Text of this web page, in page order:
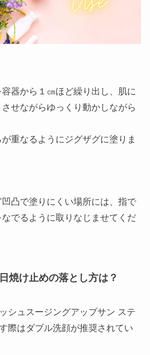
器から１㎝ほど繰り出し、肌に
せながらゆっくり動かしながら
重なるようにジグザグに塗りま
凸で塗りにくい場所には、指で
なでるように取りなじませてくだ
焼け止めの落とし方は？
シュスージングアップサン ステ
際はダブル洗顔が推奨されてい